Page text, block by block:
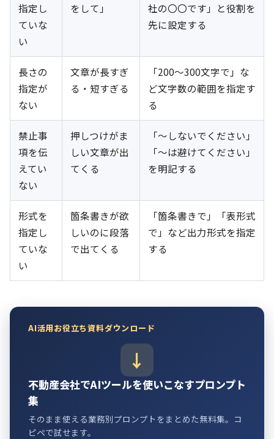
指定し
ていな
い
をして」
社の〇〇です」と役割を
先に設定する
長さの
指定が
ない
文章が長すぎ
る・短すぎる
「200〜300文字で」な
ど文字数の範囲を指定す
る
禁止事
項を伝
えてい
ない
押しつけがま
しい文章が出
てくる
「〜しないでください」
「〜は避けてください」
を明記する
形式を
指定し
ていな
い
箇条書きが欲
しいのに段落
で出てくる
「箇条書きで」「表形式
で」など出力形式を指定
する
AI活用お役立ち資料ダウンロード
不動産会社でAIツールを使いこなすプロンプト
集
そのまま使える業務別プロンプトをまとめた無料集。コ
ピペで試せます。